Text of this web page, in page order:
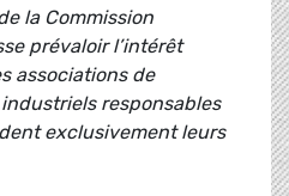
la Commission
prévaloir l’intérêt
associations de
responsables
exclusivement leurs